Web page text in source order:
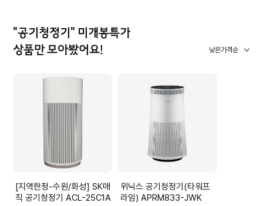
"공기청정기" 미개봉특가
상품만 모아봤어요!
낮은가격순
[지역한정-수원/화성] SK매
직 공기청정기 ACL-25C1A
위닉스 공기청정기(타워프
라임) APRM833-JWK